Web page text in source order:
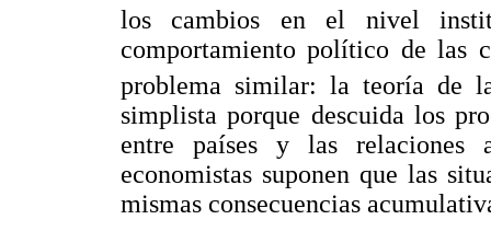
los cambios en el nivel
comportamiento político de las
problema similar: la teoría de
simplista porque descuida los
entre países y las relaciones
economistas suponen que las
mismas consecuencias